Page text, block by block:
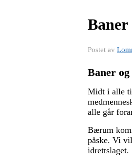
Baner
Postet av
Baner
Midt i alle
alle går
Bærum
påske. Vi
idrettslaget.